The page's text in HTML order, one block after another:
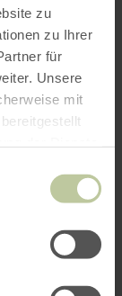
zu
zu Ihrer
für
Unsere
mit